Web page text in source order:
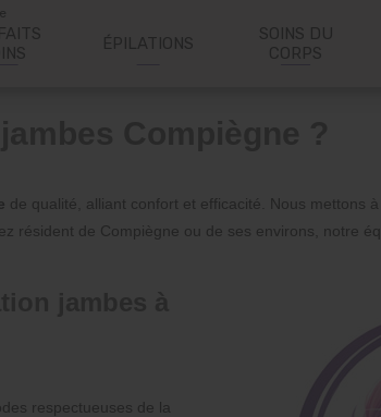
ÉPILATIONS
SOINS DU
CORPS
de qualité, alliant confort et efficacité. Nous mettons
résident de Compiègne ou de ses environs, notre
respectueuses de la